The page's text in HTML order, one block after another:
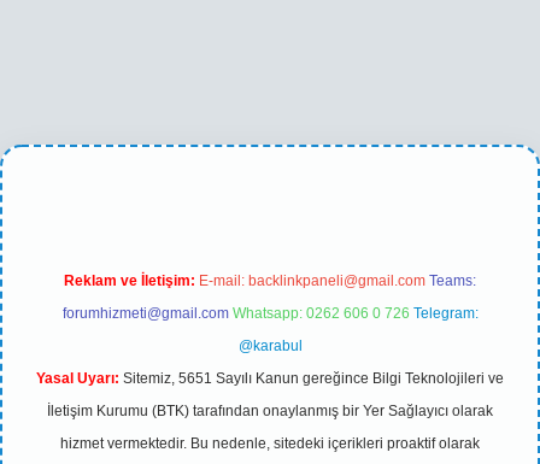
giriş
Reklam ve İletişim: E-mail: backlinkpaneli@gmail.com Teams:
forumhizmeti@gmail.com Whatsapp: 0262 606 0 726 Telegram:
@karabul
Yasal Uyarı: Sitemiz, 5651 Sayılı Kanun gereğince Bilgi Teknolojileri ve
İletişim Kurumu (BTK) tarafından onaylanmış bir Yer Sağlayıcı olarak
hizmet vermektedir. Bu nedenle, sitedeki içerikleri proaktif olarak